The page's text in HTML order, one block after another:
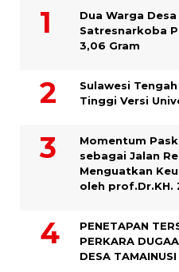
Dua Warga
Satresnarkoba
3,06 Gram
Sulawesi
Tinggi Versi
Momentum
sebagai Jalan
Menguatkan
oleh prof.Dr.KH.
PENETAPAN
PERKARA
DESA TAMAINUSI